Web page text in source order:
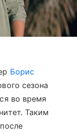
Борис
сезона
во время
Таким